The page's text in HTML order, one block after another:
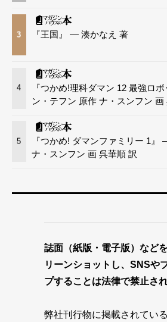
3 『王国』 — 湊かなえ 著
4
『つかめ!理科ダマン 12 最強ロ
ン・テフン 原作 ナ・スンフン 画
5
『つかめ! ダマンファミリー 1
ナ・スンフン 画 呉華順 訳
誌面（紙版・電子版）など
リーンショットし、SNSや
プすることは法律で禁止さ
弊社刊行物に掲載されてい